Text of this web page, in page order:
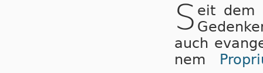
S eit dem
auch
nem